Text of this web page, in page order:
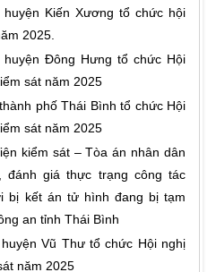
Kiến Xương tổ chức hội
2025.
Đông Hưng tổ chức Hội
sát năm 2025
phố Thái Bình tổ chức Hội
sát năm 2025
kiểm sát – Tòa án nhân dân
đánh giá thực trạng công tác
bị kết án tử hình đang bị tạm
an tỉnh Thái Bình
Vũ Thư tổ chức Hội nghị
năm 2025